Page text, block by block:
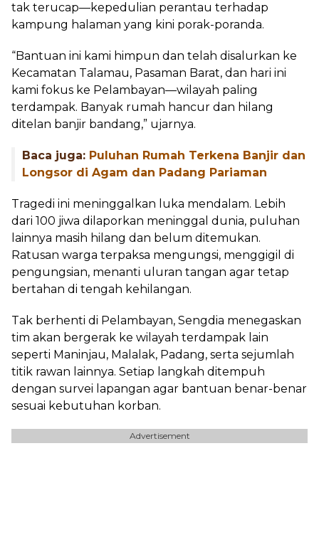
tak terucap—kepedulian perantau terhadap
kampung halaman yang kini porak-poranda.
“Bantuan ini kami himpun dan telah disalurkan ke
Kecamatan Talamau, Pasaman Barat, dan hari ini
kami fokus ke Pelambayan—wilayah paling
terdampak. Banyak rumah hancur dan hilang
ditelan banjir bandang,” ujarnya.
Baca juga: Puluhan Rumah Terkena Banjir dan
Longsor di Agam dan Padang Pariaman
Tragedi ini meninggalkan luka mendalam. Lebih
dari 100 jiwa dilaporkan meninggal dunia, puluhan
lainnya masih hilang dan belum ditemukan.
Ratusan warga terpaksa mengungsi, menggigil di
pengungsian, menanti uluran tangan agar tetap
bertahan di tengah kehilangan.
Tak berhenti di Pelambayan, Sengdia menegaskan
tim akan bergerak ke wilayah terdampak lain
seperti Maninjau, Malalak, Padang, serta sejumlah
titik rawan lainnya. Setiap langkah ditempuh
dengan survei lapangan agar bantuan benar-benar
sesuai kebutuhan korban.
Advertisement